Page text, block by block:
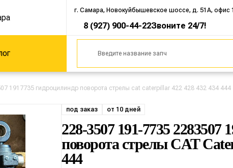
г. Самара, Новокуйбышевское шоссе, д. 51А, офис
8 (927) 900-44-22Звоните 24/7!
1917735 гидроцилиндр поворота стрелы cat caterpillar 422 428 432 434 444
под заказ от 10 дней
228-3507 191-7735 2283507
поворота стрелы CAT
444